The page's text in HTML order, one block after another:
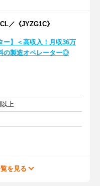
／《JYZG1C》
ー】＜高収入！月収36万
の製造オペレーター◎
上
を見る